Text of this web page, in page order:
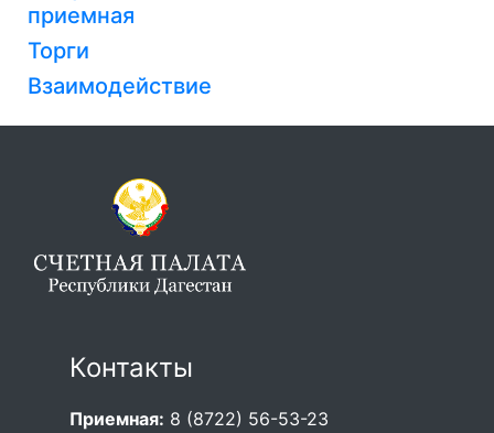
приемная
Торги
Взаимодействие
Контакты
Приемная: 8 (8722) 56-53-23